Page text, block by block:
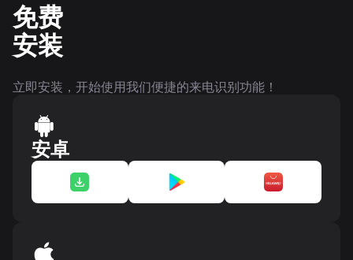
免费
安装
立即安装，开始使用我们便捷的来电识别功能！
安卓